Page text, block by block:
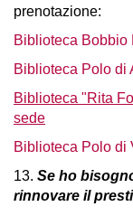
prenotazione:
Biblioteca Bobbio
Biblioteca Polo di
Biblioteca "Rita
sede
Biblioteca Polo di
13. Se ho
rinnovare il